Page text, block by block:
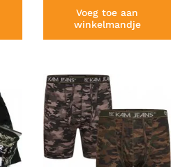
Voeg toe aan
winkelmandje